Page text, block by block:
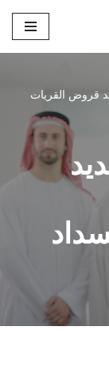
قروض القريات